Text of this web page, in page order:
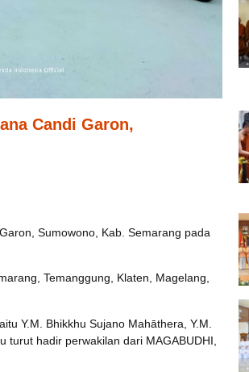
Candi Garon,
Sumowono, Kab. Semarang pada
Temanggung, Klaten, Magelang,
Y.M. Bhikkhu Sujano Mahāthera, Y.M.
turut hadir perwakilan dari MAGABUDHI,